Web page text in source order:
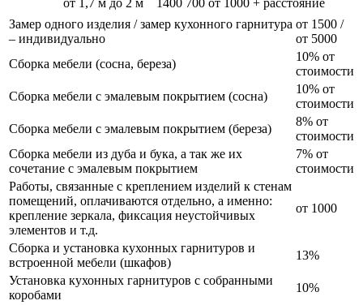
от 1,7 м до 2 м
1400 700 от 1000 + расстояние
Замер одного изделия / замер кухонного гарнитура
– индивидуально
от 1500 /
от 5000
Сборка мебели (сосна, береза)
10% от
стоимости
Сборка мебели с эмалевым покрытием (сосна)
10% от
стоимости
Сборка мебели с эмалевым покрытием (береза)
8% от
стоимости
Сборка мебели из дуба и бука, а так же их
сочетание с эмалевым покрытием
7% от
стоимости
Работы, связанные с креплением изделий к стенам
помещений, оплачиваются отдельно, а именно:
крепление зеркала, фиксация неустойчивых
элементов и т.д.
от 1000
Сборка и установка кухонных гарнитуров и
встроенной мебели (шкафов)
13%
Установка кухонных гарнитуров с собранными
коробами
10%